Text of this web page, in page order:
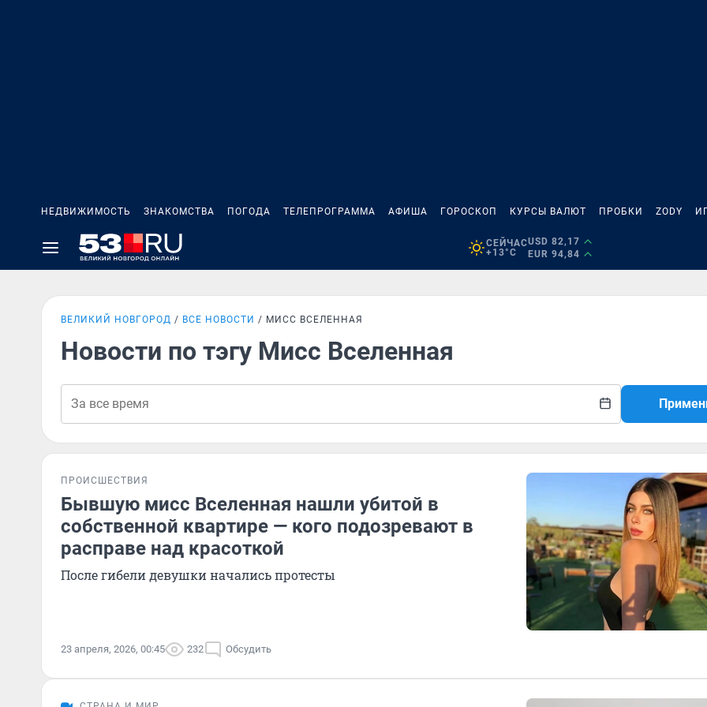
НЕДВИЖИМОСТЬ ЗНАКОМСТВА ПОГОДА ТЕЛЕПРОГРАММА АФИША ГОРОСКОП КУРСЫ ВАЛЮТ ПРОБКИ ZODY
СЕЙЧАС
+13°C
USD 82,17
EUR 94,84
ВЕЛИКИЙ НОВГОРОД ВСЕ НОВОСТИ МИСС ВСЕЛЕННАЯ
Новости по тэгу Мисс Вселенная
ПРОИСШЕСТВИЯ
Бывшую мисс Вселенная нашли убитой в
собственной квартире — кого подозревают в
расправе над красоткой
После гибели девушки начались протесты
23 апреля, 2026, 00:45 232 Обсудить